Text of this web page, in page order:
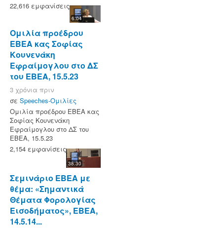
22,616 εμφανίσεις
6:04
Ομιλία προέδρου
ΕΒΕΑ κας Σοφίας
Κουνενάκη
Εφραίμογλου στο ΔΣ
του ΕΒΕΑ, 15.5.23
3 χρόνια πριν
σε Speeches-Ομιλίες
Ομιλία προέδρου ΕΒΕΑ κας
Σοφίας Κουνενάκη
Εφραίμογλου στο ΔΣ του
ΕΒΕΑ, 15.5.23
2,154 εμφανίσεις
38:30
Σεμινάριο ΕΒΕΑ με
θέμα: «Σημαντικά
Θέματα Φορολογίας
Εισοδήματος», ΕΒΕΑ,
14.5.14...